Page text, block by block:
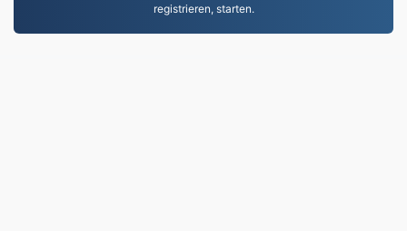
registrieren, starten.